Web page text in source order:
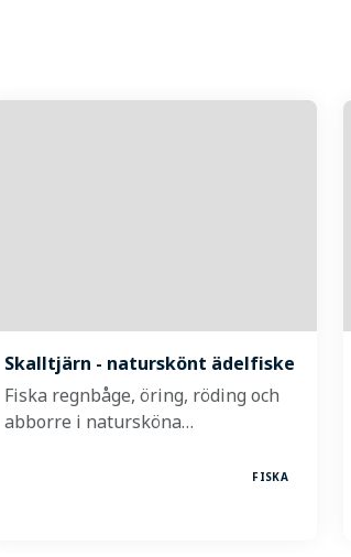
Skalltjärn - naturskönt ädelfiske
Fiska regnbåge, öring, röding och
abborre i natursköna…
FISKA